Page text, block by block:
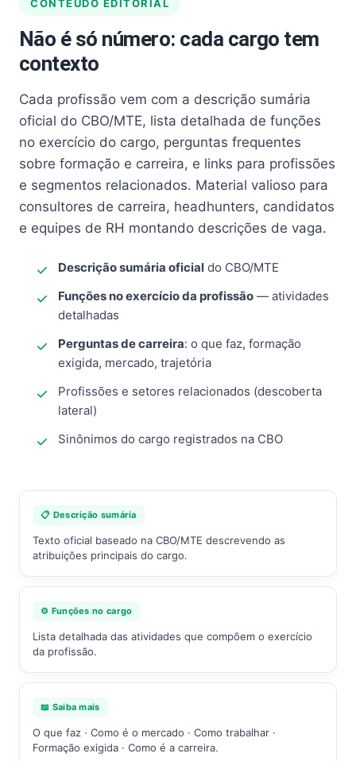
CONTEÚDO EDITORIAL
Não é só número: cada cargo tem
contexto
Cada profissão vem com a descrição sumária
oficial do CBO/MTE, lista detalhada de funções
no exercício do cargo, perguntas frequentes
sobre formação e carreira, e links para profissões
e segmentos relacionados. Material valioso para
consultores de carreira, headhunters, candidatos
e equipes de RH montando descrições de vaga.
Descrição sumária oficial do CBO/MTE
Funções no exercício da profissão — atividades
detalhadas
Perguntas de carreira: o que faz, formação
exigida, mercado, trajetória
Profissões e setores relacionados (descoberta
lateral)
Sinônimos do cargo registrados na CBO
📋 Descrição sumária
Texto oficial baseado na CBO/MTE descrevendo as
atribuições principais do cargo.
⚙️ Funções no cargo
Lista detalhada das atividades que compõem o exercício
da profissão.
📖 Saiba mais
O que faz · Como é o mercado · Como trabalhar ·
Formação exigida · Como é a carreira.